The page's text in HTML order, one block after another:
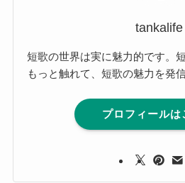
tankalife
短歌の世界は実に魅力的です。
もっと触れて、短歌の魅力を発
プロフィールは